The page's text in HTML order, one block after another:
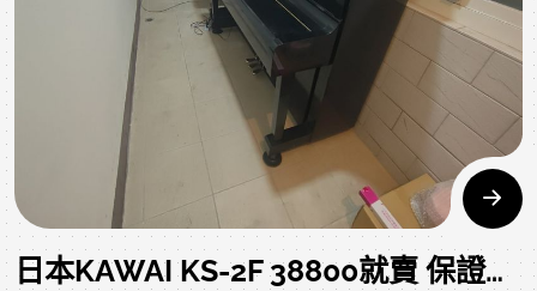
費、調音、等..加一加沒有比較便宜，更不要買音色及觸鍵不
正確的電鋼琴，現在二手鋼琴都比電鋼琴便宜了，到時候又
要換鋼琴浪費錢..還有還有...不要去搬免費的雜牌鋼琴..保證後
悔..不要說我沒跟您講..音色影音檔和照片如下，歡迎參閱:
日本KAWAI KS-2F 38800就賣 保證原裝的二手鋼琴 買中古琴請找 中壢中古鋼琴黃先生 0980494792